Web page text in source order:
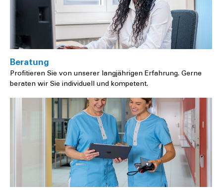
Beratung
Profitieren Sie von unserer langjährigen Erfahrung. Gerne
beraten wir Sie individuell und kompetent.